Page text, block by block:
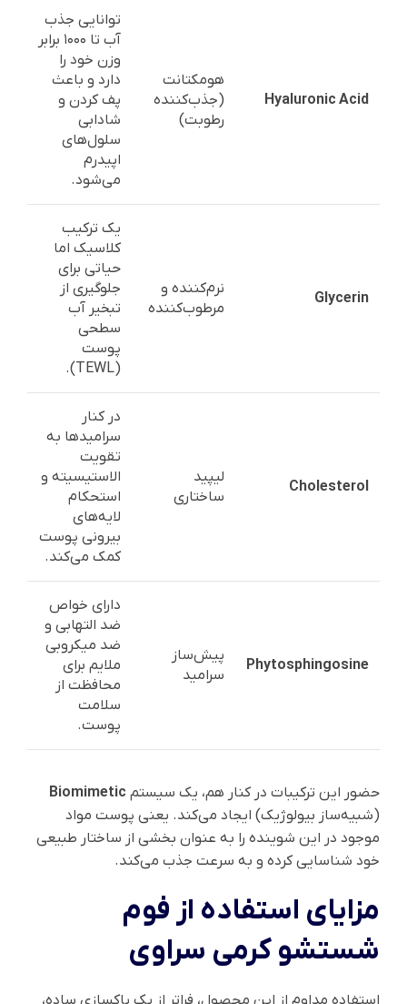
Hyaluronic Acid
هومکتانت
(جذب‌کننده
رطوبت)
توانایی جذب
آب تا ۱۰۰۰ برابر
وزن خود را
دارد و باعث
پف کردن و
شادابی
سلول‌های
اپیدرم
می‌شود.
Glycerin
نرم‌کننده و
مرطوب‌کننده
یک ترکیب
کلاسیک اما
حیاتی برای
جلوگیری از
تبخیر آب
سطحی
پوست
(TEWL).
Cholesterol
لیپید
ساختاری
در کنار
سرامیدها به
تقویت
الاستیسیته و
استحکام
لایه‌های
بیرونی پوست
کمک می‌کند.
Phytosphingosine
پیش‌ساز
سرامید
دارای خواص
ضد التهابی و
ضد میکروبی
ملایم برای
محافظت از
سلامت
پوست.
حضور این ترکیبات در کنار هم، یک سیستم Biomimetic
(شبیه‌ساز بیولوژیک) ایجاد می‌کند. یعنی پوست مواد
موجود در این شوینده را به عنوان بخشی از ساختار طبیعی
خود شناسایی کرده و به سرعت جذب می‌کند.
مزایای استفاده از فوم
شستشو کرمی سراوی
استفاده مداوم از این محصول، فراتر از یک پاکسازی ساده،